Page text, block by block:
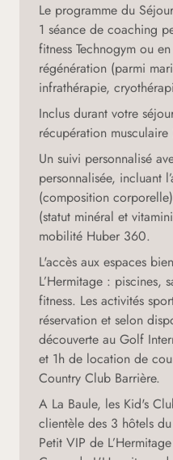
Le programme du
1 séance de coaching
fitness Technogym ou
régénération (parmi
infrathérapie,
Inclus durant votre
récupération
Un suivi personnalisé
personnalisée, incluant
(composition
(statut minéral et
mobilité Huber 360.
L'accès aux espaces
L’Hermitage : piscines,
fitness. Les activités
réservation et selon
découverte au Golf
et 1h de location de
Country Club Barrière.
A La Baule, les Kid's
clientèle des 3 hôtels
Petit VIP de